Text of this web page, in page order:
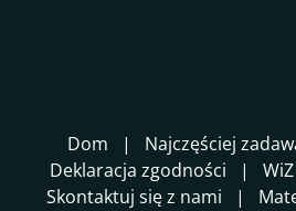
Dom
Najczęściej
Deklaracja zgodności
Skontaktuj się z nami